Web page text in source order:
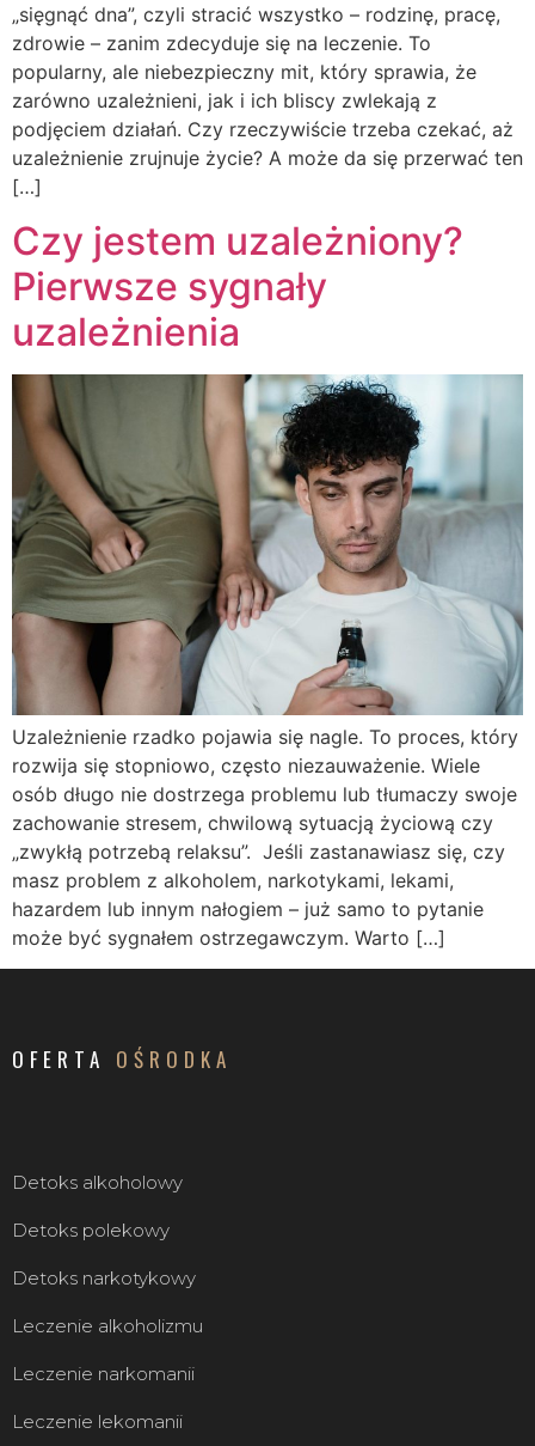
„sięgnąć dna”, czyli stracić wszystko – rodzinę, pracę,
zdrowie – zanim zdecyduje się na leczenie. To
popularny, ale niebezpieczny mit, który sprawia, że
zarówno uzależnieni, jak i ich bliscy zwlekają z
podjęciem działań. Czy rzeczywiście trzeba czekać, aż
uzależnienie zrujnuje życie? A może da się przerwać ten
[…]
Czy jestem uzależniony?
Pierwsze sygnały
uzależnienia
Uzależnienie rzadko pojawia się nagle. To proces, który
rozwija się stopniowo, często niezauważenie. Wiele
osób długo nie dostrzega problemu lub tłumaczy swoje
zachowanie stresem, chwilową sytuacją życiową czy
„zwykłą potrzebą relaksu”. Jeśli zastanawiasz się, czy
masz problem z alkoholem, narkotykami, lekami,
hazardem lub innym nałogiem – już samo to pytanie
może być sygnałem ostrzegawczym. Warto […]
OFERTA OŚRODKA
Detoks alkoholowy
Detoks polekowy
Detoks narkotykowy
Leczenie alkoholizmu
Leczenie narkomanii
Leczenie lekomanii